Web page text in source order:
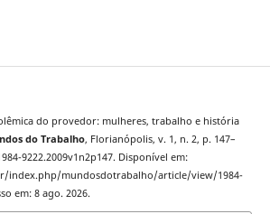
do provedor: mulheres, trabalho e história
do Trabalho, Florianópolis, v. 1, n. 2, p. 147–
9222.2009v1n2p147. Disponível em:
index.php/mundosdotrabalho/article/view/1984-
em: 8 ago. 2026.